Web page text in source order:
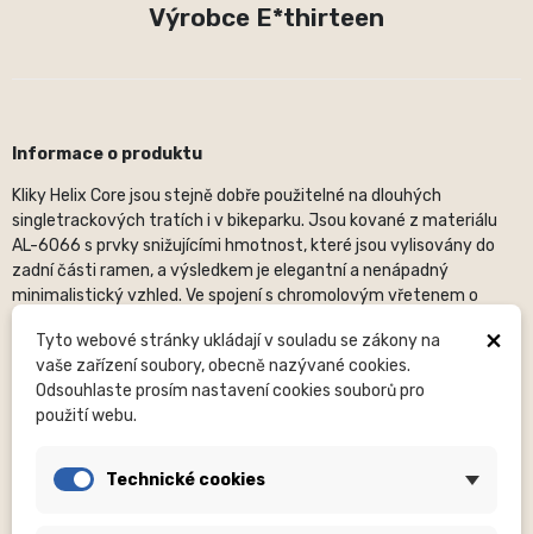
Výrobce E*thirteen
Informace o produktu
Kliky Helix Core jsou stejně dobře použitelné na dlouhých
singletrackových tratích i v bikeparku. Jsou kované z materiálu
AL-6066 s prvky snižujícími hmotnost, které jsou vylisovány do
zadní části ramen, a výsledkem je elegantní a nenápadný
minimalistický vzhled. Ve spojení s chromolovým vřetenem o
nastavovacím systémem APS a osvědčeným rozhraním Quick
Connect pro rychlé připojení řetězového kroužku přinášejí kliky
Helix Core všechny výhody špičkových klik bez vysoké ceny.
- K dispozici s délkou klik 170 mm a 175 mm s délkou osy 73 mm.
×
Tyto webové stránky ukládají v souladu se zákony na
vaše zařízení soubory, obecně nazývané cookies.
Odsouhlaste prosím nastavení cookies souborů pro
použití webu.
Technické cookies